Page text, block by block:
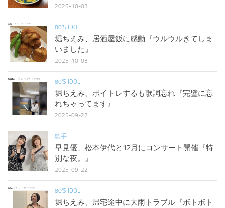
2025-10-03
80'S IDOL
堀ちえみ、居酒屋飯に感動『ウルウルきてしま
いました』
2025-10-03
80'S IDOL
堀ちえみ、ボイトレするも歌詞忘れ『完璧に忘
れちゃってます』
2025-09-27
歌手
早見優、松本伊代と12月にコンサート開催『特
別な夜。』
2025-09-22
80'S IDOL
堀ちえみ、帰宅途中に大雨トラブル『ボトボト